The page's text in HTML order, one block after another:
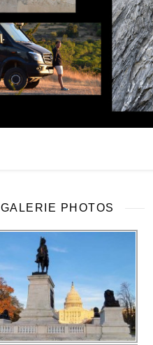
GALERIE PHOTOS